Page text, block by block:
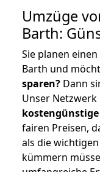
Umzüge
Barth:
Sie planen
Barth und
sparen? Dann
Unser
fairen Preisen,
als die
kümmern